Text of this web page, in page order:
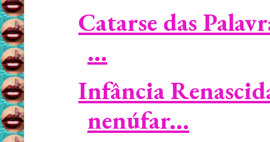
Catarse das
...
Infância
nenúfar...